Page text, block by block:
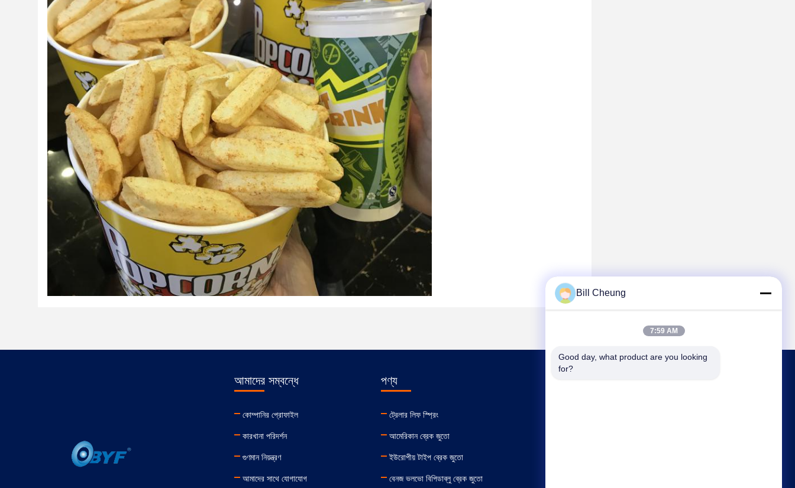
আমাদের সম্বন্ধে
কোম্পানির প্রোফাইল
কারখানা পরিদর্শন
গুণমান নিয়ন্ত্রণ
আমাদের সাথে যোগাযোগ
পণ্য
ট্রেলার লিফ স্প্রিং
আমেরিকান ব্রেক জুতো
ইউরোপীয় টাইপ ব্রেক জুতো
বেনজ ভলভো বিপিডাব্লু ব্রেক জুতো
Bill Cheung
7:59 AM
Good day, what product are you looking
for?